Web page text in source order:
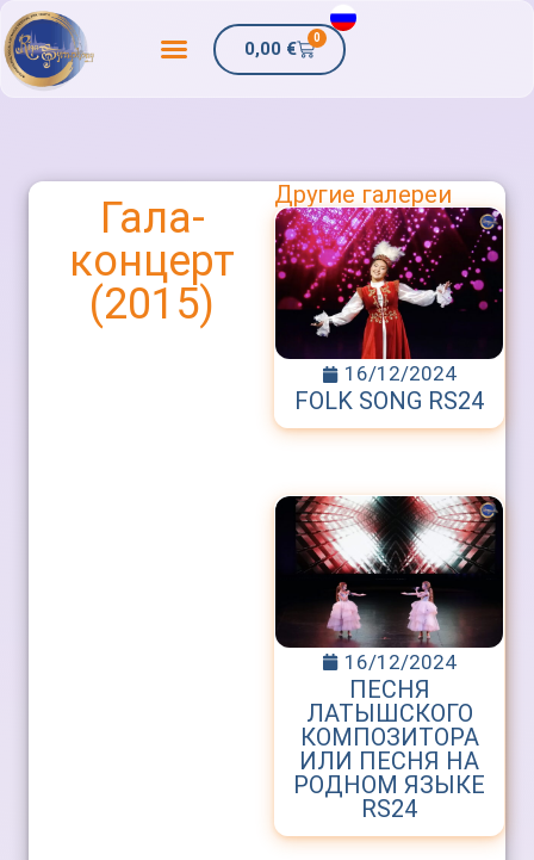
0,00 €
0
Гала-
концерт
(2015)
Другие галереи
16/12/2024
FOLK SONG RS24
16/12/2024
ПЕСНЯ
ЛАТЫШСКОГО
КОМПОЗИТОРА
ИЛИ ПЕСНЯ НА
РОДНОМ ЯЗЫКЕ
RS24